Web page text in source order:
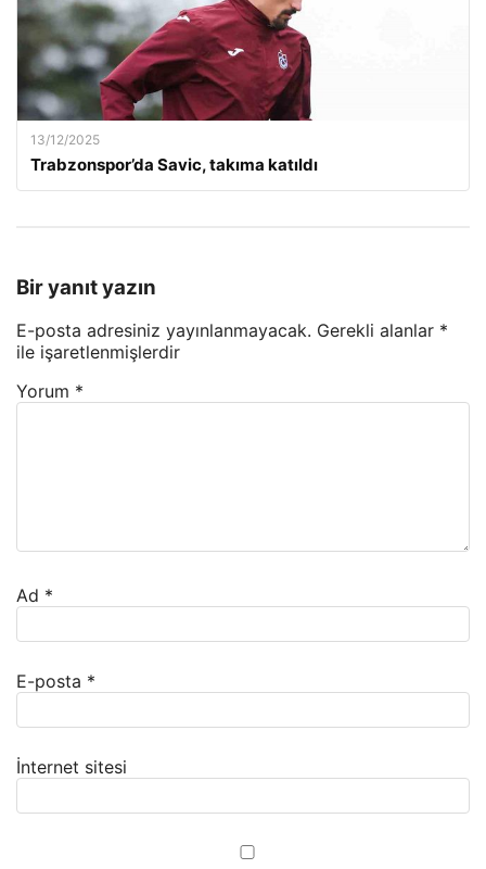
13/12/2025
Trabzonspor’da Savic, takıma katıldı
Bir yanıt yazın
E-posta adresiniz yayınlanmayacak. Gerekli alanlar *
ile işaretlenmişlerdir
Yorum *
Ad *
E-posta *
İnternet sitesi